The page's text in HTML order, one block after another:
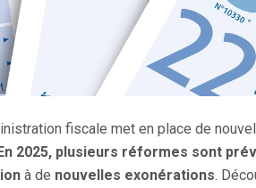
fiscale met en place de
2025, plusieurs réformes sont
à de nouvelles exonérations.